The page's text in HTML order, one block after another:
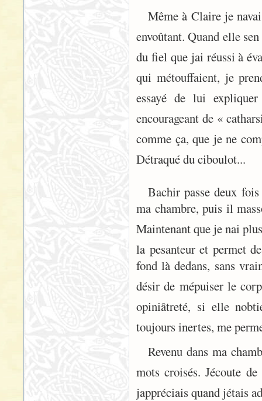
Même à Claire je
envoûtant. Quand elle
du fiel que jai réussi à
qui métouffaient, je
essayé de lui
encourageant de «
comme ça, que je ne
Détraqué du ciboulot...
Bachir passe deux
ma chambre, puis il
Maintenant que je nai
la pesanteur et permet
fond là dedans, sans
désir de mépuiser le
opiniâtreté, si elle
toujours inertes, me
Revenu dans ma
mots croisés. Jécoute
jappréciais quand jétais